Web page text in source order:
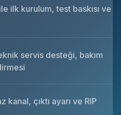
ilk kurulum, test baskısı ve
servis desteği, bakım
kanal, çıktı ayarı ve RIP